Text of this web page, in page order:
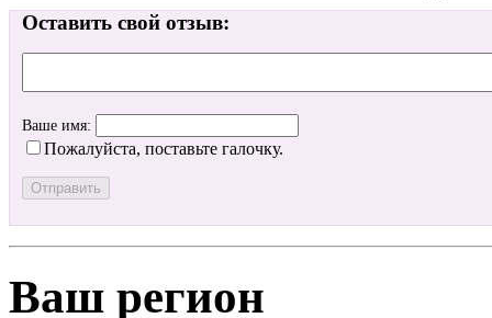
Оставить свой отзыв:
Ваше имя:
Пожалуйста, поставьте галочку.
Ваш регион